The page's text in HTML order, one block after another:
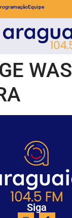
Equipe
Siga